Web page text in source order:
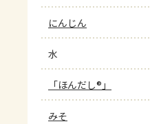
にんじん
水
「ほんだし®」
みそ